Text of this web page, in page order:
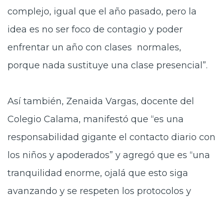
complejo, igual que el año pasado, pero la
idea es no ser foco de contagio y poder
enfrentar un año con clases normales,
porque nada sustituye una clase presencial”.
Así también, Zenaida Vargas, docente del
Colegio Calama, manifestó que “es una
responsabilidad gigante el contacto diario con
los niños y apoderados” y agregó que es “una
tranquilidad enorme, ojalá que esto siga
avanzando y se respeten los protocolos y